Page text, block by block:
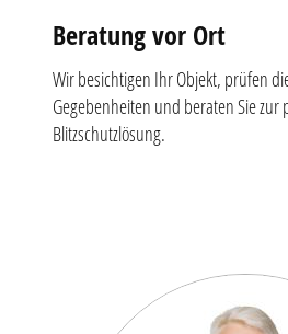
Beratung vor Ort
Wir besichtigen Ihr Objekt, prüfen
Gegebenheiten und beraten Sie zur
Blitzschutzlösung.